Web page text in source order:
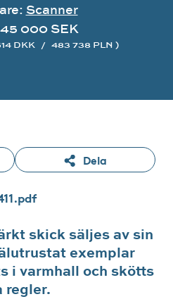
Scanner
000 SEK
DKK / 483 738 PLN )
Dela
skick säljes av sin
exemplar
i varmhall och skötts
regler.